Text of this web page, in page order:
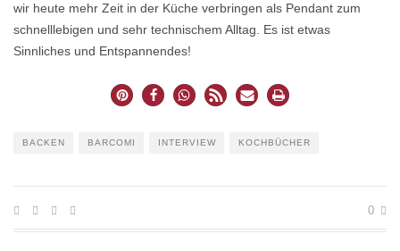
wir heute mehr Zeit in der Küche verbringen als Pendant zum
schnelllebigen und sehr technischem Alltag. Es ist etwas
Sinnliches und Entspannendes!
BACKEN BARCOMI INTERVIEW KOCHBÜCHER
0